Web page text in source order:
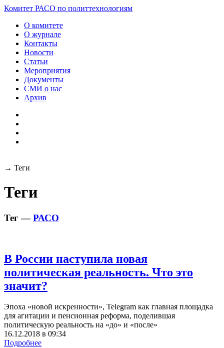
Комитет РАСО по политтехнологиям
О комитете
О журнале
Контакты
Новости
Статьи
Мероприятия
Документы
СМИ о нас
Архив
→ Теги
Теги
Тег —РАСО
В России наступила новая
политическая реальность. Что это
значит?
Эпоха «новой искренности», Telegram как главная площадка
для агитации и пенсионная реформа, поделившая
политическую реальность на «до» и «после»
16.12.2018 в 09:34
Подробнее